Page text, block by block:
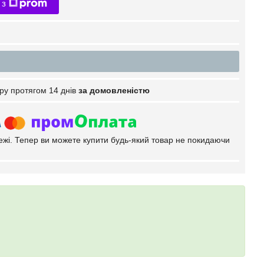
протягом 14 днів за домовленістю
Тепер ви можете купити будь-який товар не покидаючи